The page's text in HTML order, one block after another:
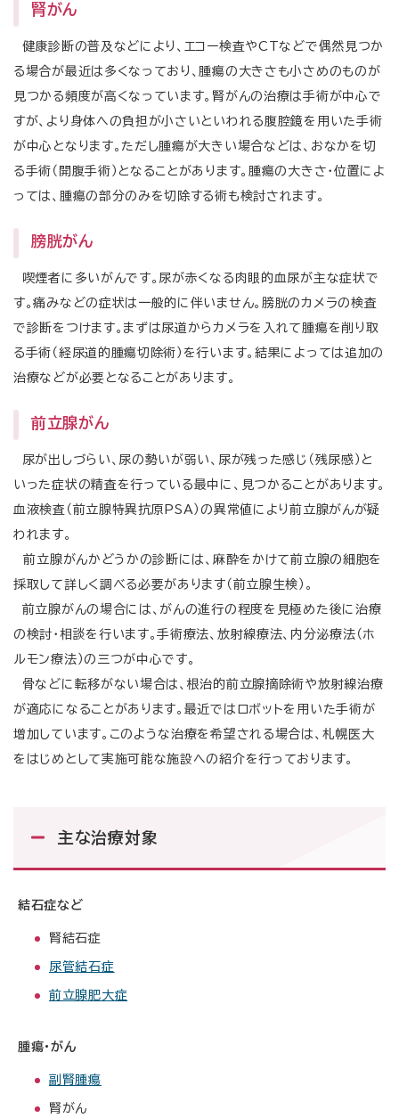
腎がん
健康診断の普及などにより、エコー検査やCTなどで偶然見つか
る場合が最近は多くなっており、腫瘍の大きさも小さめのものが
見つかる頻度が高くなっています。腎がんの治療は手術が中心で
すが、より身体への負担が小さいといわれる腹腔鏡を用いた手術
が中心となります。ただし腫瘍が大きい場合などは、おなかを切
る手術（開腹手術）となることがあります。腫瘍の大きさ・位置によ
っては、腫瘍の部分のみを切除する術も検討されます。
膀胱がん
喫煙者に多いがんです。尿が赤くなる肉眼的血尿が主な症状で
す。痛みなどの症状は一般的に伴いません。膀胱のカメラの検査
で診断をつけます。まずは尿道からカメラを入れて腫瘍を削り取
る手術（経尿道的腫瘍切除術）を行います。結果によっては追加の
治療などが必要となることがあります。
前立腺がん
尿が出しづらい、尿の勢いが弱い、尿が残った感じ（残尿感）と
いった症状の精査を行っている最中に、見つかることがあります。
血液検査（前立腺特異抗原PSA）の異常値により前立腺がんが疑
われます。
前立腺がんかどうかの診断には、麻酔をかけて前立腺の細胞を
採取して詳しく調べる必要があります（前立腺生検）。
前立腺がんの場合には、がんの進行の程度を見極めた後に治療
の検討・相談を行います。手術療法、放射線療法、内分泌療法（ホ
ルモン療法）の三つが中心です。
骨などに転移がない場合は、根治的前立腺摘除術や放射線治療
が適応になることがあります。最近ではロボットを用いた手術が
増加しています。このような治療を希望される場合は、札幌医大
をはじめとして実施可能な施設への紹介を行っております。
主な治療対象
結石症など
腎結石症
尿管結石症
前立腺肥大症
腫瘍・がん
副腎腫瘍
腎がん